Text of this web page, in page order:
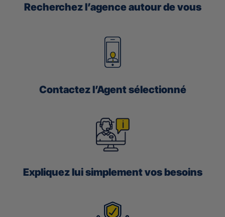
Recherchez l’agence autour de vous
Contactez l’Agent sélectionné
Expliquez lui simplement vos besoins